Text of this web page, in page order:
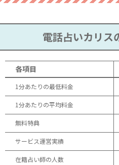
電話占いカリス
各項目
1分あたりの最低料金
1分あたりの平均料金
無料特典
サービス運営実績
在籍占い師の人数